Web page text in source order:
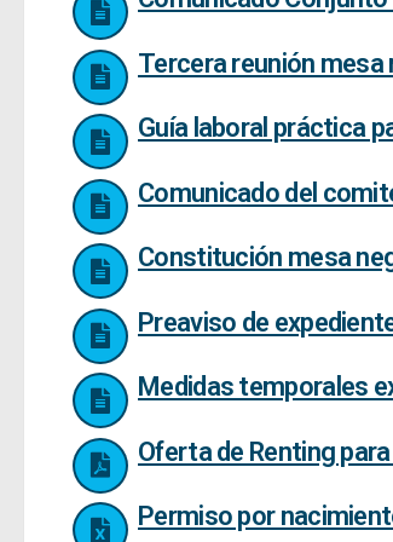
Tercera reunión
Guía laboral práctica
Comunicado del
Constitución mesa
Preaviso de
Medidas temporales
Oferta de Renting
Permiso por